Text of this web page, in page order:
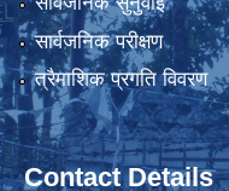
सार्वजनिक परीक्षण
त्रैमाशिक प्रगति विवरण
Contact Details